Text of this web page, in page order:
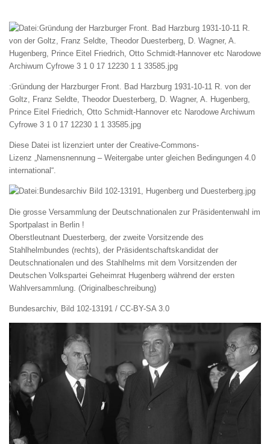
:Gründung der Harzburger Front. Bad Harzburg 1931-10-11 R. von der
Goltz, Franz Seldte, Theodor Duesterberg, D. Wagner, A. Hugenberg,
Prince Eitel Friedrich, Otto Schmidt-Hannover etc Narodowe Archiwum
Cyfrowe 3 1 0 17 12230 1 1 33585.jpg
Diese Datei ist lizenziert unter der Creative-Commons-
Lizenz „Namensnennung – Weitergabe unter gleichen Bedingungen 4.0
international“.
Die grosse Versammlung der Deutschnationalen zur Präsidentenwahl im
Sportpalast in Berlin !
Oberstleutnant Duesterberg, der zweite Vorsitzende des
Stahlhelmbundes (rechts), der Präsidentschaftskandidat der
Deutschnationalen und des Stahlhelms mit dem Vorsitzenden der
Deutschen Volkspartei Geheimrat Hugenberg während der ersten
Wahlversammlung. (Originalbeschreibung)
Bundesarchiv, Bild 102-13191 / CC-BY-SA 3.0